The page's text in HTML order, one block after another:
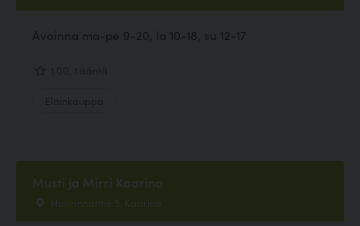
Avoinna ma-pe 9-20, la 10-18, su 12-17
Musti ja Mirri Kaarina
Hovirinnantie 5, Kaarina